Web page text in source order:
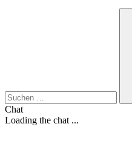
Chat
Loading the chat ...